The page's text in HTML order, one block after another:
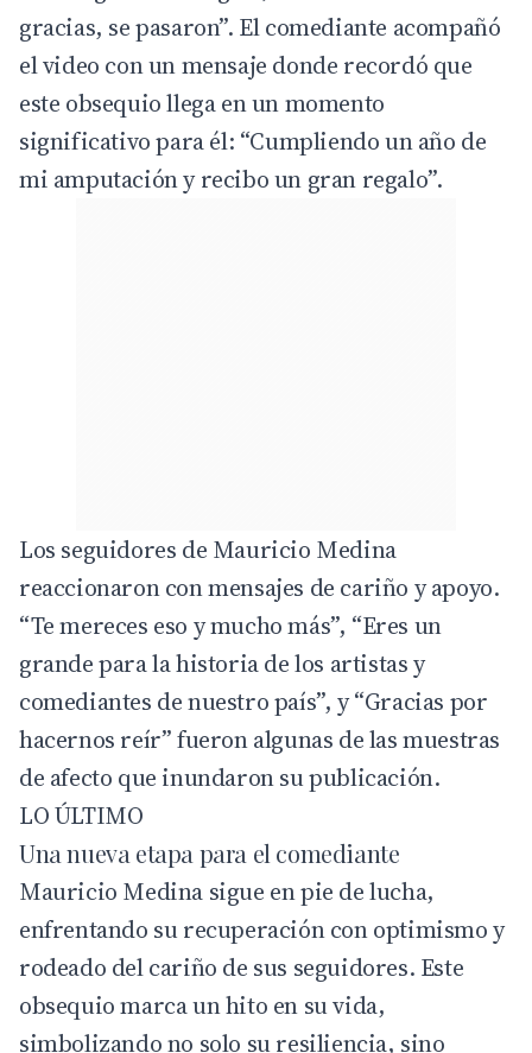
gracias, se pasaron”. El comediante acompañó
el video con un mensaje donde recordó que
este obsequio llega en un momento
significativo para él: “Cumpliendo un año de
mi amputación y recibo un gran regalo”.
Los seguidores de Mauricio Medina
reaccionaron con mensajes de cariño y apoyo.
“Te mereces eso y mucho más”, “Eres un
grande para la historia de los artistas y
comediantes de nuestro país”, y “Gracias por
hacernos reír” fueron algunas de las muestras
de afecto que inundaron su publicación.
LO ÚLTIMO
Una nueva etapa para el comediante
Mauricio Medina sigue en pie de lucha,
enfrentando su recuperación con optimismo y
rodeado del cariño de sus seguidores. Este
obsequio marca un hito en su vida,
simbolizando no solo su resiliencia, sino